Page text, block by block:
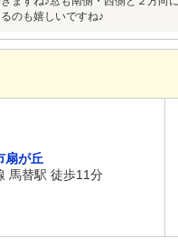
のも嬉しいですね♪
扇が丘
馬替駅 徒歩11分